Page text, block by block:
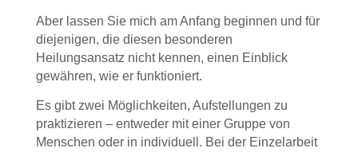
Aber lassen Sie mich am Anfang beginnen und für
diejenigen, die diesen besonderen
Heilungsansatz nicht kennen, einen Einblick
gewähren, wie er funktioniert.
Es gibt zwei Möglichkeiten, Aufstellungen zu
praktizieren – entweder mit einer Gruppe von
Menschen oder in individuell. Bei der Einzelarbeit